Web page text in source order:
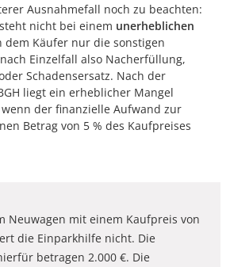
Ausnahmefall noch zu beachten:
nicht bei einem unerheblichen
dem Käufer nur die sonstigen
Einzelfall also Nacherfüllung,
Schadensersatz. Nach der
liegt ein erheblicher Mangel
der finanzielle Aufwand zur
Betrag von 5 % des Kaufpreises
Neuwagen mit einem Kaufpreis von
die Einparkhilfe nicht. Die
betragen 2.000 €. Die